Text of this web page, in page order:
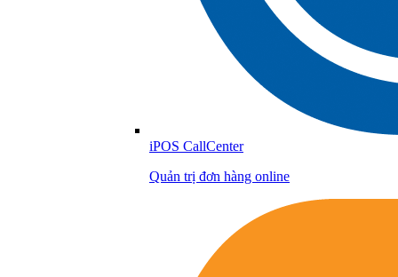
iPOS CallCenter
Quản trị đơn hàng online